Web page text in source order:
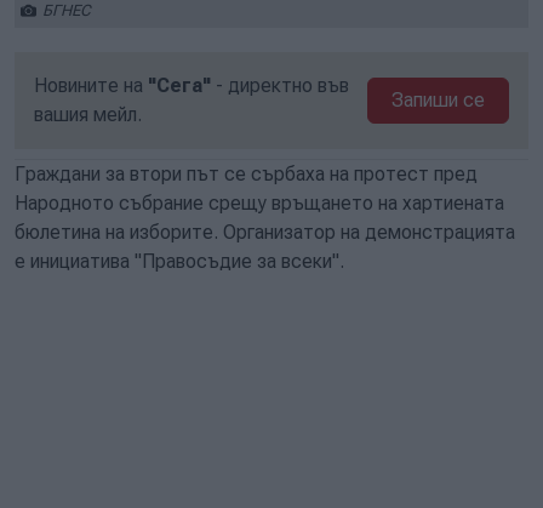
БГНЕС
Новините на "Сега" - директно във
вашия мейл.
Запиши се
Граждани за втори път се сърбаха на протест пред
Народното събрание срещу връщането на хартиената
бюлетина на изборите. Организатор на демонстрацията
е инициатива "Правосъдие за всеки".